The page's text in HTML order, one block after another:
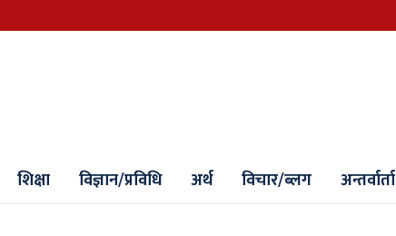
शिक्षा विज्ञान/प्रविधि अर्थ विचार/ब्लग अन्तर्वार्ता